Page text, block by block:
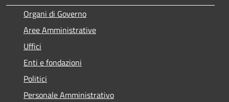
Organi di Governo
Aree Amministrative
Uffici
Enti e fondazioni
Politici
Personale Amministrativo